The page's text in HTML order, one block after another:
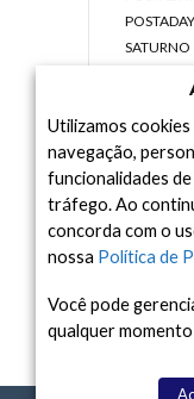
SATURNO
UNIVERSO
Arquivo
Arquivo
Utilizamos
navegação,
funcionalidades
tráfego. Ao
concorda com o
nossa Política de
Você pode
qualquer